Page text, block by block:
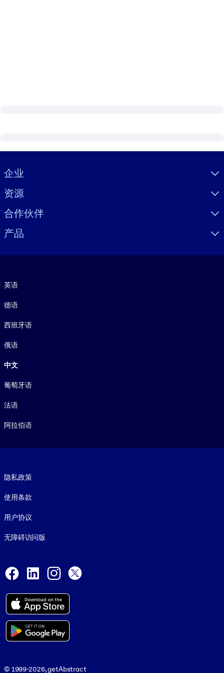
Visually hidden Text
企业
资源
合作伙伴
产品
英语
德语
西班牙语
俄语
中文
葡萄牙语
法语
阿拉伯语
隐私政策
使用条款
用户协议
无障碍访问版
Facebook
LinkedInInstagram
© 1999-2026, getAbstract